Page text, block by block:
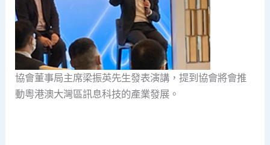
協會董事局主席梁振英先生發表演講，提到協會將會推
動粵港澳大灣區訊息科技的產業發展。